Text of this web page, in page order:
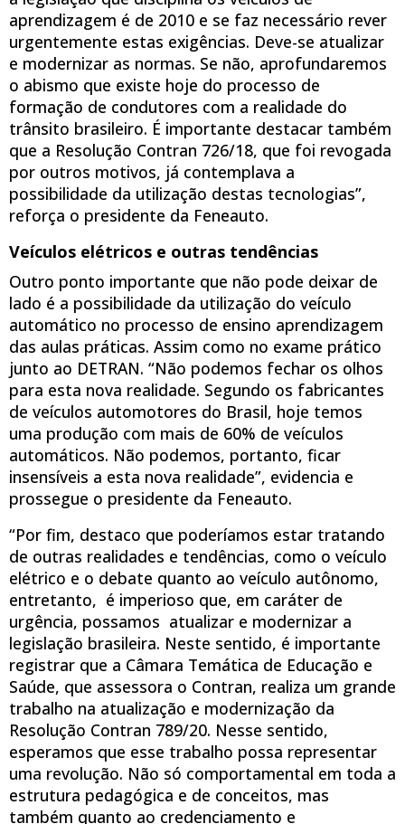
aprendizagem é de 2010 e se faz necessário rever
urgentemente estas exigências. Deve-se atualizar
e modernizar as normas. Se não, aprofundaremos
o abismo que existe hoje do processo de
formação de condutores com a realidade do
trânsito brasileiro. É importante destacar também
que a Resolução Contran 726/18, que foi revogada
por outros motivos, já contemplava a
possibilidade da utilização destas tecnologias”,
reforça o presidente da Feneauto.
Veículos elétricos e outras tendências
Outro ponto importante que não pode deixar de
lado é a possibilidade da utilização do veículo
automático no processo de ensino aprendizagem
das aulas práticas. Assim como no exame prático
junto ao DETRAN. “Não podemos fechar os olhos
para esta nova realidade. Segundo os fabricantes
de veículos automotores do Brasil, hoje temos
uma produção com mais de 60% de veículos
automáticos. Não podemos, portanto, ficar
insensíveis a esta nova realidade”, evidencia e
prossegue o presidente da Feneauto.
“Por fim, destaco que poderíamos estar tratando
de outras realidades e tendências, como o veículo
elétrico e o debate quanto ao veículo autônomo,
entretanto, é imperioso que, em caráter de
urgência, possamos atualizar e modernizar a
legislação brasileira. Neste sentido, é importante
registrar que a Câmara Temática de Educação e
Saúde, que assessora o Contran, realiza um grande
trabalho na atualização e modernização da
Resolução Contran 789/20. Nesse sentido,
esperamos que esse trabalho possa representar
uma revolução. Não só comportamental em toda a
estrutura pedagógica e de conceitos, mas
também quanto ao credenciamento e